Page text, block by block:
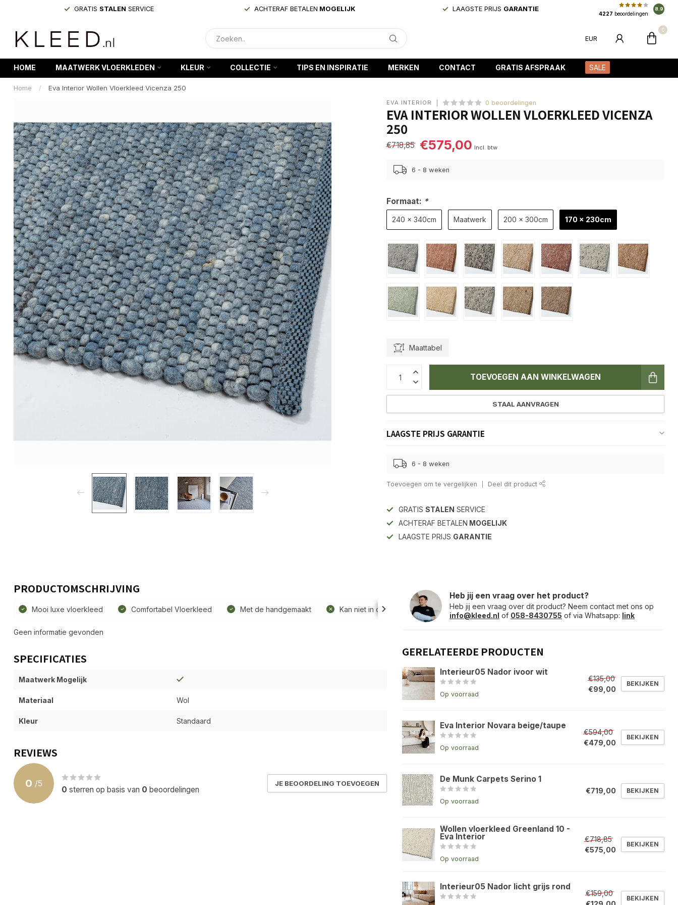
GRATIS STALEN SERVICE ACHTERAF BETALEN MOGELIJK LAAGSTE PRIJS GARANTIE
4227 beoordelingen
8.9
EUR
0
HOME MAATWERK VLOERKLEDEN KLEUR COLLECTIE TIPS EN INSPIRATIE MERKEN CONTACT GRATIS AFSPRAAK SALE
Home / Eva Interior Wollen Vloerkleed Vicenza 250
EVA INTERIOR 0 beoordelingen
EVA INTERIOR WOLLEN VLOERKLEED VICENZA
250
€718,85 €575,00 Incl. btw
6 - 8 weken
Formaat: *
240 x 340cm Maatwerk 200 x 300cm 170 x 230cm
Maattabel
TOEVOEGEN AAN WINKELWAGEN
STAAL AANVRAGEN
LAAGSTE PRIJS GARANTIE
6 - 8 weken
Toevoegen om te vergelijken Deel dit product
GRATISSTALEN SERVICE
ACHTERAF BETALEN MOGELIJK
LAAGSTE PRIJS GARANTIE
PRODUCTOMSCHRIJVING
Mooi luxe vloerkleed Comfortabel Vloerkleed Met de handgemaakt Kan niet in de wasmachine
Geen informatie gevonden
SPECIFICATIES
Maatwerk Mogelijk
Materiaal Wol
Kleur Standaard
REVIEWS
0 /5
0 sterren op basis van 0 beoordelingen
JE BEOORDELING TOEVOEGEN
Heb jij een vraag over het product?
Heb jij een vraag over dit product? Neem contact met ons op
info@kleed.nl of 058-8430755 of via Whatsapp: link
GERELATEERDE PRODUCTEN
Interieur05 Nador ivoor wit
Op voorraad
€135,00
€99,00
BEKIJKEN
Eva Interior Novara beige/taupe
Op voorraad
€594,00
€479,00
BEKIJKEN
De Munk Carpets Serino 1
Op voorraad
€719,00 BEKIJKEN
Wollen vloerkleed Greenland 10 -
Eva Interior
Op voorraad
€718,85
€575,00
BEKIJKEN
Interieur05 Nador licht grijs rond
€159,00
BEKIJKEN